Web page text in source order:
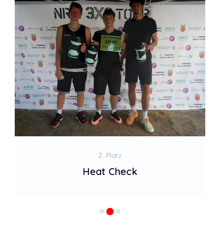
2. Platz
Heat Check